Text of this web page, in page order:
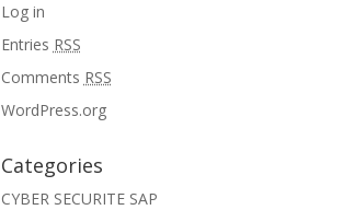
Log in
Entries RSS
Comments RSS
WordPress.org
Categories
CYBER SECURITE SAP